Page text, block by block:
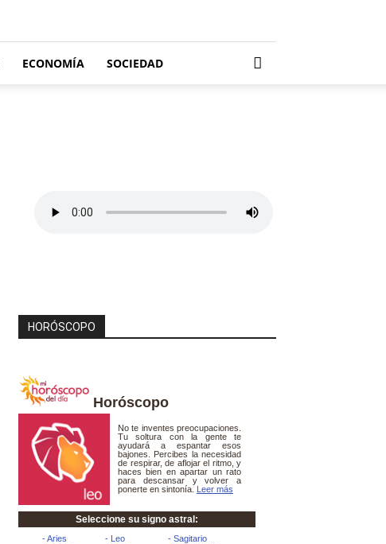
ECONOMÍA SOCIEDAD
HORÓSCOPO
Horóscopo